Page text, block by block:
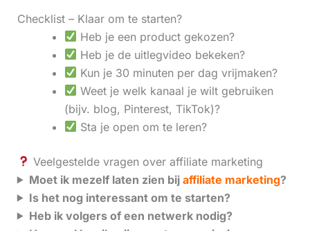
Checklist – Klaar om te starten?
Heb je een product gekozen?
Heb je de uitlegvideo bekeken?
Kun je 30 minuten per dag vrijmaken?
Weet je welk kanaal je wilt gebruiken
(bijv. blog, Pinterest, TikTok)?
Sta je open om te leren?
Veelgestelde vragen over affiliate marketing
Moet ik mezelf laten zien bij affiliate marketing?
Is het nog interessant om te starten?
Heb ik volgers of een netwerk nodig?